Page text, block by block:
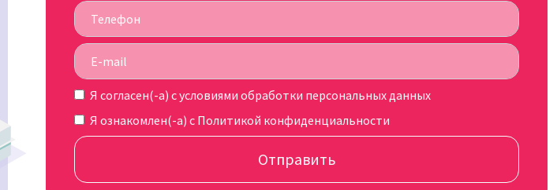
Я согласен(-а) cусловиями обработки персональных данных
Я ознакомлен(-а) с Политикой конфиденциальности
Отправить